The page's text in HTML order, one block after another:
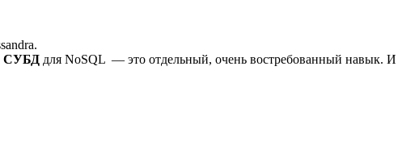
СУБД для NoSQL — это отдельный, очень востребованный навык. И